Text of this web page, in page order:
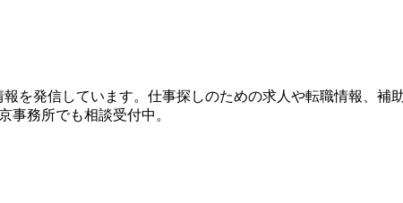
を発信しています。仕事探しのための求人や転職情報、補
事務所でも相談受付中。